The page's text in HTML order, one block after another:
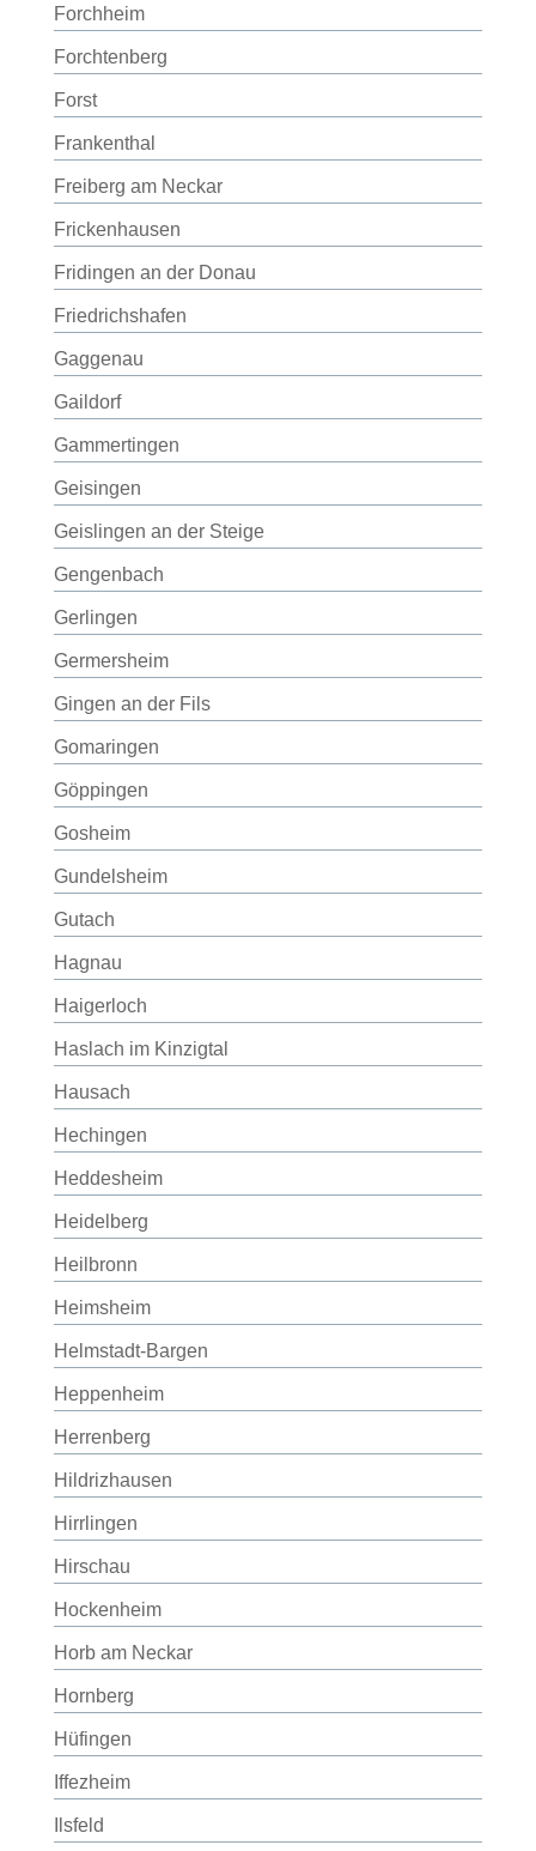
Forchheim
Forchtenberg
Forst
Frankenthal
Freiberg am Neckar
Frickenhausen
Fridingen an der Donau
Friedrichshafen
Gaggenau
Gaildorf
Gammertingen
Geisingen
Geislingen an der Steige
Gengenbach
Gerlingen
Germersheim
Gingen an der Fils
Gomaringen
Göppingen
Gosheim
Gundelsheim
Gutach
Hagnau
Haigerloch
Haslach im Kinzigtal
Hausach
Hechingen
Heddesheim
Heidelberg
Heilbronn
Heimsheim
Helmstadt-Bargen
Heppenheim
Herrenberg
Hildrizhausen
Hirrlingen
Hirschau
Hockenheim
Horb am Neckar
Hornberg
Hüfingen
Iffezheim
Ilsfeld